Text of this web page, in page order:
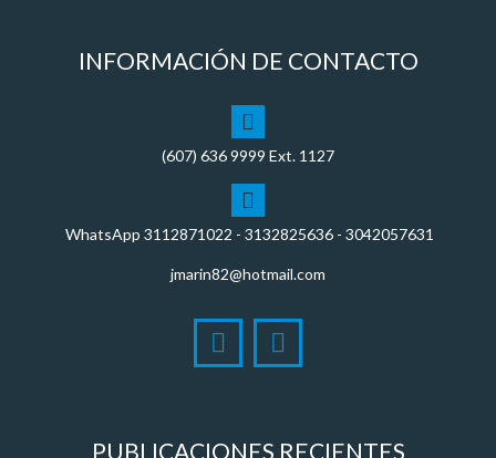
INFORMACIÓN DE CONTACTO
(607) 636 9999 Ext. 1127
WhatsApp 3112871022 - 3132825636 - 3042057631
jmarin82@hotmail.com
PUBLICACIONES RECIENTES